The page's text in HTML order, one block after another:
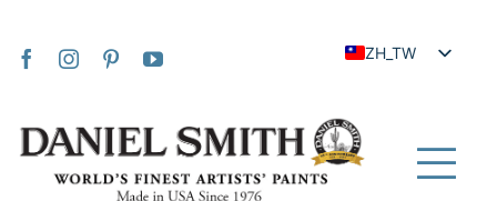
ZH_TW
FR